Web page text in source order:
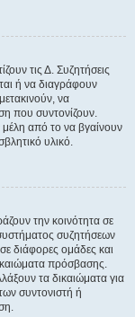
τις Δ. Συζητήσεις
ή να διαγράφουν
να
που συντονίζουν.
μέλη από το να βγαίνουν
υλικό.
την κοινότητα σε
συστήματος συζητήσεων
διάφορες ομάδες και
πρόσβασης.
τα δικαιώματα για
συντονιστή ή